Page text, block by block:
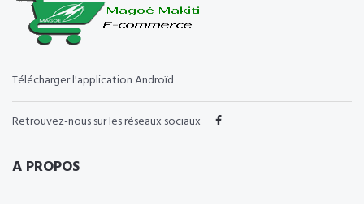
Télécharger l'application Androïd
Retrouvez-nous sur les réseaux sociaux
A PROPOS